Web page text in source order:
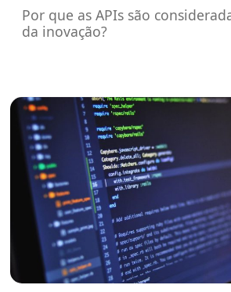
Por que as APIs são
da inovação?